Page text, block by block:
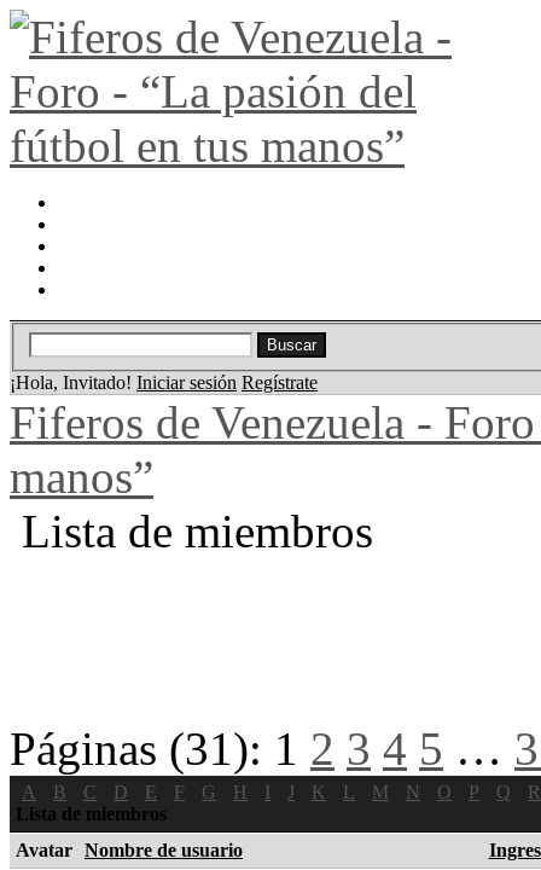
¡Hola, Invitado! Iniciar sesión Regístrate
Fiferos de Venezuela -
manos”
Lista de miembros
Páginas (31): 1 2 3 4 5 …
A B C D E F G H I J K L M N O P Q
R
Lista de miembros
Avatar Nombre de usuario